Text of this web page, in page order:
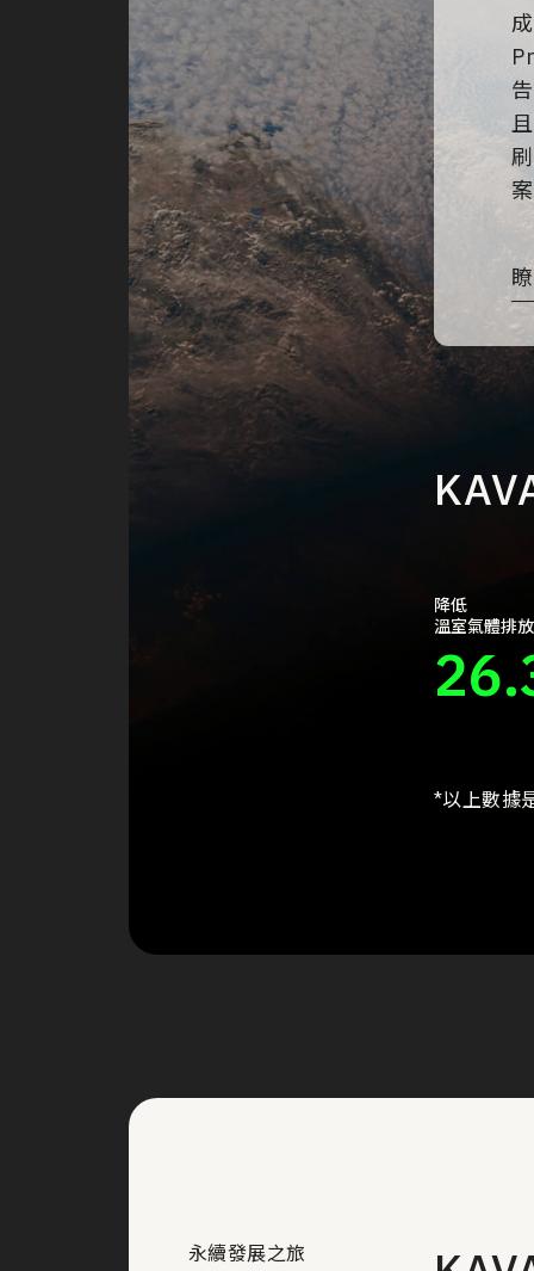
降低
溫室氣體排
*以上數據
永續發展之旅